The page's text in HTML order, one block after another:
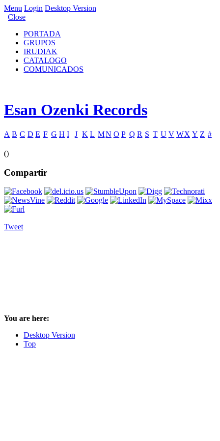
Menu Login Desktop Version
Close
PORTADA
GRUPOS
IRUDIAK
CATALOGO
COMUNICADOS
Esan Ozenki Records
A B C D E F G H I J K L MN O P Q R S T U V WX Y Z #
()
Compartir
Tweet
You are here:
Desktop Version
Top